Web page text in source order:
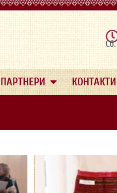
ПАРТНЕРИ КОНТАКТИ